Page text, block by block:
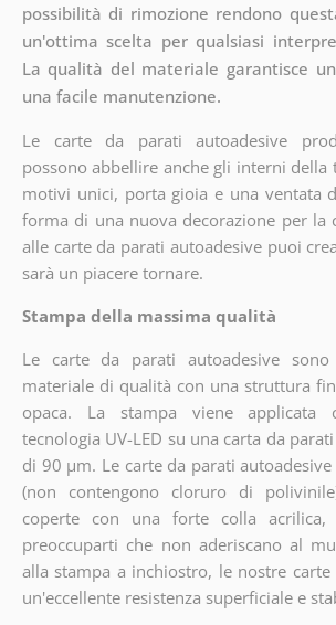
possibilità di rimozione rendono
un'ottima scelta per qualsiasi
La qualità del materiale garantisce
una facile manutenzione.
Le carte da parati autoadesive
possono abbellire anche gli interni della
motivi unici, porta gioia e una ventata
forma di una nuova decorazione per la
alle carte da parati autoadesive puoi
sarà un piacere tornare.
Stampa della massima qualità
Le carte da parati autoadesive
materiale di qualità con una struttura
opaca. La stampa viene applicata
tecnologia UV-LED su una carta da
di 90 µm. Le carte da parati
(non contengono cloruro di
coperte con una forte colla
preoccuparti che non aderiscano al
alla stampa a inchiostro, le nostre
un'eccellente resistenza superficiale e